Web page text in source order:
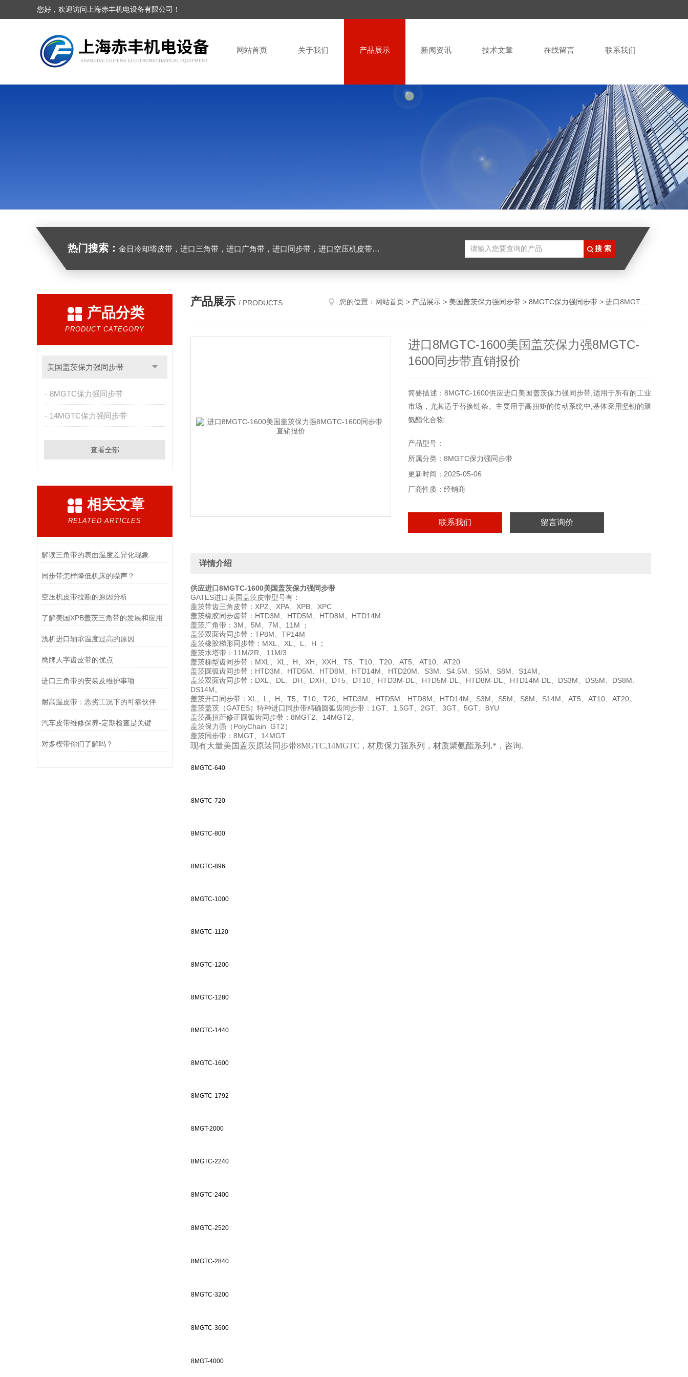
您好，欢迎访问上海赤丰机电设备有限公司！
网站首页 关于我们 产品展示 新闻资讯 技术文章 在线留言 联系我们
热门搜索： 金日冷却塔皮带，进口三角带，进口广角带，进口同步带，进口空压机皮带，带齿三角带，特氟龙高温布，进口轴承油封及电子仪器
产品分类
PRODUCT CATEGORY
美国盖茨保力强同步带
8MGTC保力强同步带
14MGTC保力强同步带
查看全部
相关文章
RELATED ARTICLES
解读三角带的表面温度差异化现象
同步带怎样降低机床的噪声？
空压机皮带拉断的原因分析
了解美国XPB盖茨三角带的发展和应用
浅析进口轴承温度过高的原因
鹰牌人字齿皮带的优点
进口三角带的安装及维护事项
耐高温皮带：恶劣工况下的可靠伙伴
汽车皮带维修保养-定期检查是关键
对多楔带你们了解吗？
产品展示 / PRODUCTS 您的位置： 网站首页 > 产品展示 > 美国盖茨保力强同步带 > 8MGTC保力强同步带 > 进口8MGTC-1600美国盖茨保力强8MGTC-1600同步带直销报价
进口8MGTC-1600美国盖茨保力强8MGTC-
1600同步带直销报价
简要描述：8MGTC-1600供应进口美国盖茨保力强同步带,适用于所有的工业
市场，尤其适于替换链条。主要用于高扭矩的传动系统中,基体采用坚韧的聚
氨酯化合物.
产品型号：
所属分类：8MGTC保力强同步带
更新时间：2025-05-06
厂商性质：经销商
联系我们 留言询价
详情介绍
供应进口8MGTC-1600美国盖茨保力强同步带
GATES进口美国盖茨皮带型号有：
盖茨带齿三角皮带：XPZ、XPA、XPB、XPC
盖茨橡胶同步齿带：HTD3M、HTD5M、HTD8M、HTD14M
盖茨广角带：3M、5M、7M、11M ；
盖茨双面齿同步带：TP8M、TP14M
盖茨橡胶梯形同步带：MXL、XL、L、H ；
盖茨水塔带：11M/2R、11M/3
盖茨梯型齿同步带：MXL、XL、H、XH、XXH、T5、T10、T20、AT5、AT10、AT20
盖茨圆弧齿同步带：HTD3M、HTD5M、HTD8M、HTD14M、HTD20M、S3M、S4.5M、S5M、S8M、S14M。
盖茨双面齿同步带：DXL、DL、DH、DXH、DT5、DT10、HTD3M-DL、HTD5M-DL、HTD8M-DL、HTD14M-DL、DS3M、DS5M、DS8M、
DS14M。
盖茨开口同步带：XL、L、H、T5、T10、T20、HTD3M、HTD5M、HTD8M、HTD14M、S3M、S5M、S8M、S14M、AT5、AT10、AT20。
盖茨盖茨（GATES）特种进口同步带精确圆弧齿同步带：1GT、1.5GT、2GT、3GT、5GT、8YU
盖茨高扭距修正圆弧齿同步带：8MGT2、14MGT2。
盖茨保力强（PolyChain GT2）
盖茨同步带：8MGT、14MGT
现有大量美国盖茨原装同步带8MGTC,14MGTC，材质保力强系列， 材质聚氨酯系列 ,*，咨询.
8MGTC-640
8MGTC-720
8MGTC-800
8MGTC-896
8MGTC-1000
8MGTC-1120
8MGTC-1200
8MGTC-1280
8MGTC-1440
8MGTC-1600
8MGTC-1792
8MGT-2000
8MGTC-2240
8MGTC-2400
8MGTC-2520
8MGTC-2840
8MGTC-3200
8MGTC-3600
8MGT-4000